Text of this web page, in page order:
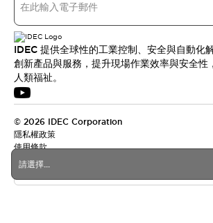
請選擇...
IDEC 提供全球性的工業控制、安全與自動化
創新產品與服務，提升現場作業效率與安全性
人類福祉。
© 2026 IDEC Corporation
隱私權政策
使用條款
台灣